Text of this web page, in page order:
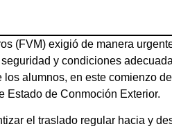
(FVM) exigió de manera
y condiciones
alumnos, en este comienzo
Estado de Conmoción Exterior.
el traslado regular hacia y